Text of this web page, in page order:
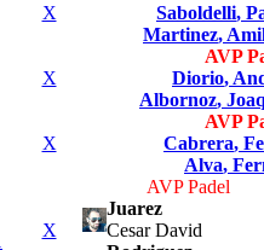
X
Saboldelli,
Martinez,
X
AVP
Diorio,
Albornoz,
X
AVP
Cabrera,
Alva,
X
AVP Padel
Juarez
Cesar David